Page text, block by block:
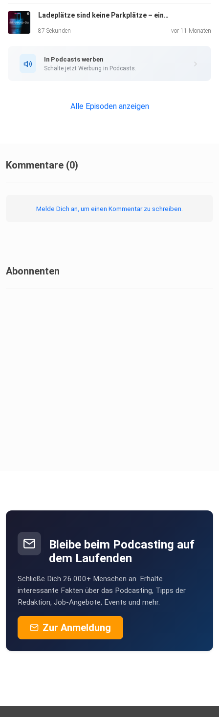
Ladeplätze sind keine Parkplätze – ein Appell an alle E-Auto-Fahrer
87 Sekunden vor 11 Monaten
In Podcasts werben
Schalte jetzt Werbung in Podcasts.
Alle Episoden anzeigen
Kommentare (0)
Melde Dich an, um einen Kommentar zu schreiben.
Abonnenten
Bleibe beim Podcasting auf
dem Laufenden
Schließe Dich 26.000+ Menschen an. Erhalte
interessante Fakten über das Podcasting, Tipps der
Redaktion, Job-Angebote, Events und mehr.
Zur Anmeldung